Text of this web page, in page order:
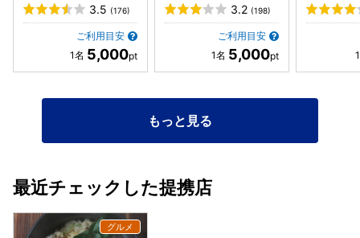
3.5 (176)
ご利用目安
5,000
3.2 (198)
ご利用目安
5,000
もっと見る
最近チェックした提携店